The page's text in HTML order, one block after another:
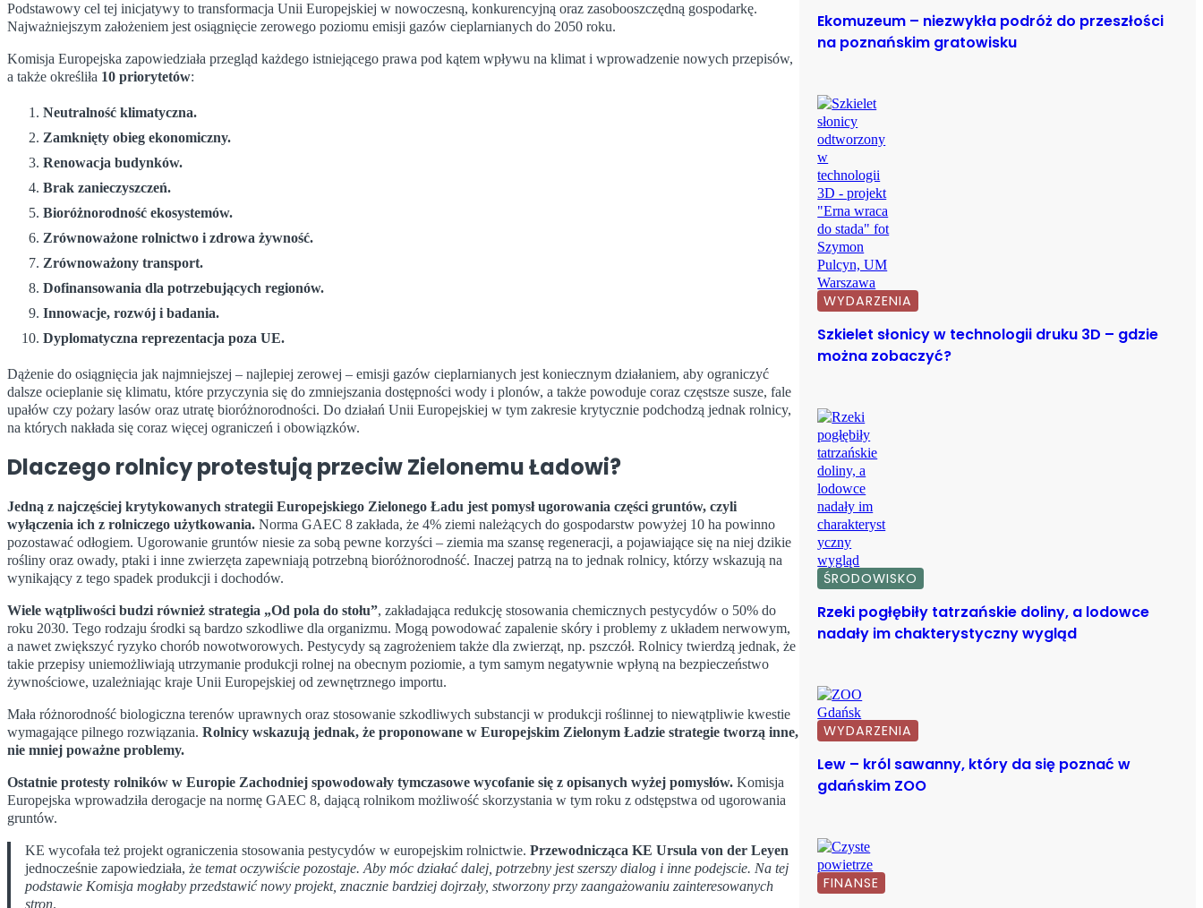
Podstawowy cel tej inicjatywy to transformacja Unii Europejskiej w nowoczesną, konkurencyjną oraz zasobooszczędną gospodarkę.
Najważniejszym założeniem jest osiągnięcie zerowego poziomu emisji gazów cieplarnianych do 2050 roku.
Komisja Europejska zapowiedziała przegląd każdego istniejącego prawa pod kątem wpływu na klimat i wprowadzenie nowych przepisów,
a także określiła 10 priorytetów:
Neutralność klimatyczna.
Zamknięty obieg ekonomiczny.
Renowacja budynków.
Brak zanieczyszczeń.
Bioróżnorodność ekosystemów.
Zrównoważone rolnictwo i zdrowa żywność.
Zrównoważony transport.
Dofinansowania dla potrzebujących regionów.
Innowacje, rozwój i badania.
Dyplomatyczna reprezentacja poza UE.
Dążenie do osiągnięcia jak najmniejszej – najlepiej zerowej – emisji gazów cieplarnianych jest koniecznym działaniem, aby ograniczyć
dalsze ocieplanie się klimatu, które przyczynia się do zmniejszania dostępności wody i plonów, a także powoduje coraz częstsze susze, fale
upałów czy pożary lasów oraz utratę bioróżnorodności. Do działań Unii Europejskiej w tym zakresie krytycznie podchodzą jednak rolnicy,
na których nakłada się coraz więcej ograniczeń i obowiązków.
Dlaczego rolnicy protestują przeciw Zielonemu Ładowi?
Jedną z najczęściej krytykowanych strategii Europejskiego Zielonego Ładu jest pomysł ugorowania części gruntów, czyli
wyłączenia ich z rolniczego użytkowania. Norma GAEC 8 zakłada, że 4% ziemi należących do gospodarstw powyżej 10 ha powinno
pozostawać odłogiem. Ugorowanie gruntów niesie za sobą pewne korzyści – ziemia ma szansę regeneracji, a pojawiające się na niej dzikie
rośliny oraz owady, ptaki i inne zwierzęta zapewniają potrzebną bioróżnorodność. Inaczej patrzą na to jednak rolnicy, którzy wskazują na
wynikający z tego spadek produkcji i dochodów.
Wiele wątpliwości budzi również strategia „Od pola do stołu”, zakładająca redukcję stosowania chemicznych pestycydów o 50% do
roku 2030. Tego rodzaju środki są bardzo szkodliwe dla organizmu. Mogą powodować zapalenie skóry i problemy z układem nerwowym,
a nawet zwiększyć ryzyko chorób nowotworowych. Pestycydy są zagrożeniem także dla zwierząt, np. pszczół. Rolnicy twierdzą jednak, że
takie przepisy uniemożliwiają utrzymanie produkcji rolnej na obecnym poziomie, a tym samym negatywnie wpłyną na bezpieczeństwo
żywnościowe, uzależniając kraje Unii Europejskiej od zewnętrznego importu.
Mała różnorodność biologiczna terenów uprawnych oraz stosowanie szkodliwych substancji w produkcji roślinnej to niewątpliwie kwestie
wymagające pilnego rozwiązania. Rolnicy wskazują jednak, że proponowane w Europejskim Zielonym Ładzie strategie tworzą inne,
nie mniej poważne problemy.
Ostatnie protesty rolników w Europie Zachodniej spowodowały tymczasowe wycofanie się z opisanych wyżej pomysłów. Komisja
Europejska wprowadziła derogacje na normę GAEC 8, dającą rolnikom możliwość skorzystania w tym roku z odstępstwa od ugorowania
gruntów.
KE wycofała też projekt ograniczenia stosowania pestycydów w europejskim rolnictwie. Przewodnicząca KE Ursula von der Leyen
jednocześnie zapowiedziała, że temat oczywiście pozostaje. Aby móc działać dalej, potrzebny jest szerszy dialog i inne podejscie. Na tej
podstawie Komisja mogłaby przedstawić nowy projekt, znacznie bardziej dojrzały, stworzony przy zaangażowaniu zainteresowanych
stron.
Ekomuzeum – niezwykła podróż do przeszłości
na poznańskim gratowisku
WYDARZENIA
Szkielet słonicy w technologii druku 3D – gdzie
można zobaczyć?
ŚRODOWISKO
Rzeki pogłębiły tatrzańskie doliny, a lodowce
nadały im chakterystyczny wygląd
WYDARZENIA
Lew – król sawanny, który da się poznać w
gdańskim ZOO
FINANSE